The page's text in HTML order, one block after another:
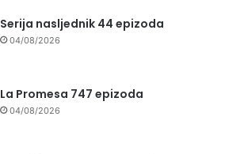
Serija nasljednik 44 epizoda
04/08/2026
La Promesa 747 epizoda
04/08/2026